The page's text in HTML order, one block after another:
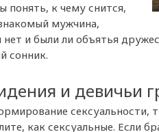
понять, к чему снится,
мужчина,
и были ли объятья
сонник.
и девичьи
сексуальности,
как сексуальные. Если